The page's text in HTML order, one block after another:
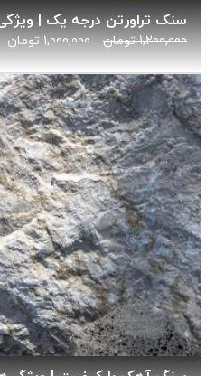
1,200,000 تومان 1,000,000 تومان